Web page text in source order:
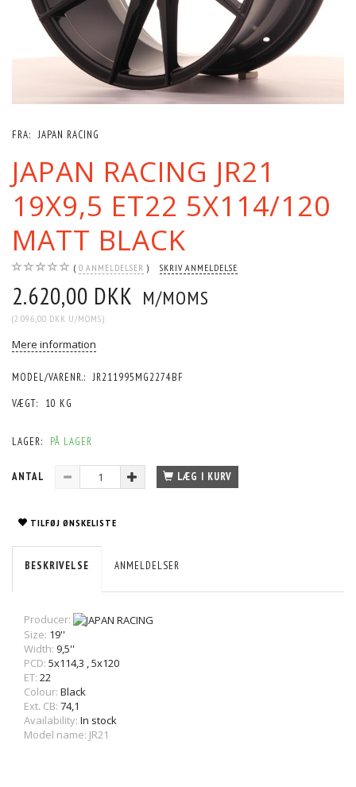
FRA: JAPAN RACING
JAPAN RACING JR21
19X9,5 ET22 5X114/120
MATT BLACK
0 ANMELDELSER SKRIV ANMELDELSE
2.620,00 DKK M/MOMS
(2.096,00 DKK U/MOMS)
Mere information
MODEL/VARENR.: JR211995MG2274BF
VÆGT:
10 KG
LAGER: PÅ LAGER
ANTAL LÆG I KURV
TILFØJ ØNSKELISTE
BESKRIVELSE ANMELDELSER
Producer:
Size: 19''
Width: 9,5''
PCD: 5x114,3 ,5x120
ET: 22
Colour: Black
Ext. CB: 74,1
Availability: In stock
Model name: JR21